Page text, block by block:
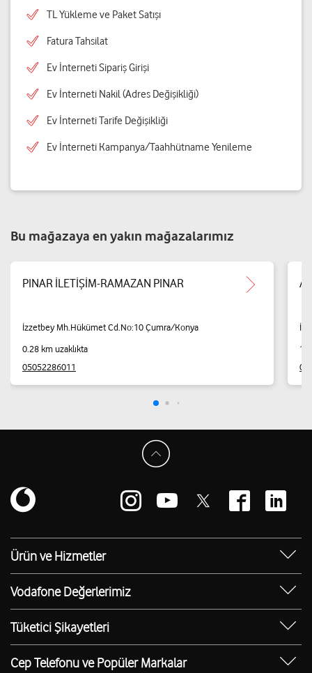
TL Yükleme ve Paket Satışı
Fatura Tahsilat
Ev İnterneti Sipariş Girişi
Ev İnterneti Nakil (Adres Değişikliği)
Ev İnterneti Tarife Değişikliği
Ev İnterneti Kampanya/Taahhütname Yenileme
Bu mağazaya en yakın mağazalarımız
PINAR İLETİŞİM-RAMAZAN PINAR
İzzetbey Mh.Hükümet Cd.No:10 Çumra/Konya
0.28 km uzaklıkta
05052286011
Ürün ve Hizmetler
Yanımda Uygulaması
Vodafone 4.5G
Ürünler
Toptan
TOBi
Vodafone Değerlerimiz
Sosyal Destek
Erişilebilir Mağazalar
E-Atık Geri Dönüşümü
Tüketici Şikayetleri
Şikayet Talebi Oluşturma/Takibi
Borç Alacak Sorgulama
Cep Telefonu ve Popüler Markalar